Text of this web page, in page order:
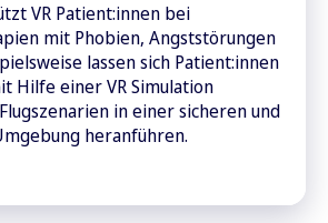
VR Patient:innen bei
mit Phobien, Angststörungen
lassen sich Patient:innen
Hilfe einer VR Simulation
in einer sicheren und
heranführen.